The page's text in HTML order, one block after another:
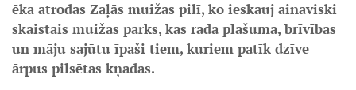
ēka atrodas Zaļās muižas pilī, ko ieskauj ainaviski
skaistais muižas parks, kas rada plašuma, brīvības
un māju sajūtu īpaši tiem, kuriem patīk dzīve
ārpus pilsētas kņadas.